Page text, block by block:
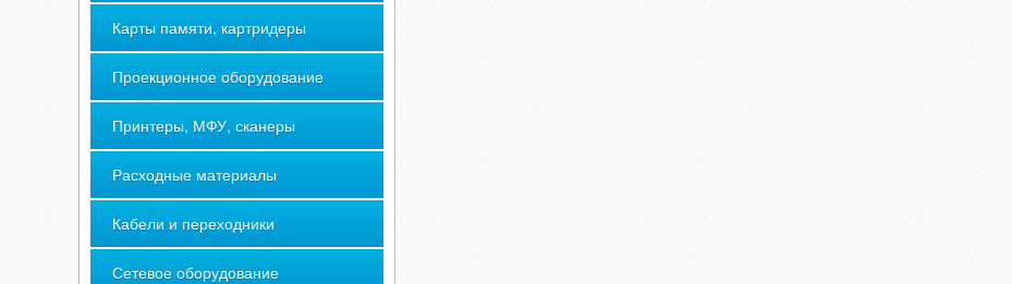
Карты памяти, картридеры
Проекционное оборудование
Принтеры, МФУ, сканеры
Расходные материалы
Кабели и переходники
Сетевое оборудование